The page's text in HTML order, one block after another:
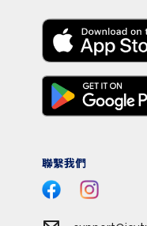
聯繫我們